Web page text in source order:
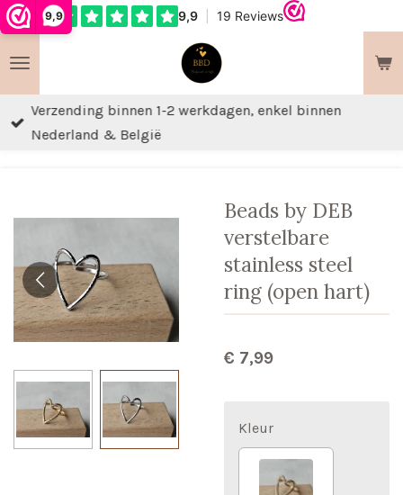
9,9
Ga
naar
de
hoofdinhoud
Verzending binnen 1-2 werkdagen, enkel binnen
Nederland & België
Beads by DEB
verstelbare
stainless steel
ring (open hart)
€ 7,99
Kleur